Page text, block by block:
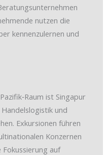
nutzen die
kennenzulernen und
ist Singapur
und
Exkursionen führen
Konzernen
Fokussierung auf